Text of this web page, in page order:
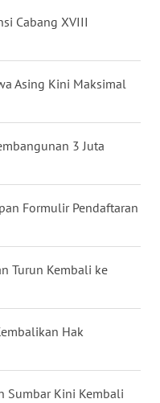
Cabang XVIII
Asing Kini Maksimal
3 Juta
Formulir Pendaftaran
Turun Kembali ke
Hak
Sumbar Kini Kembali